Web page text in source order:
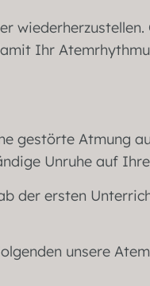
Ihr
gestörte Atmung
Unruhe auf
der ersten
unsere